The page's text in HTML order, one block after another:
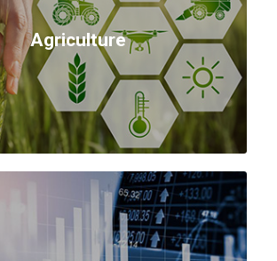
Agriculture